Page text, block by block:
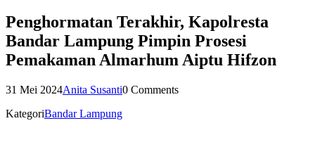
Penghormatan Terakhir, Kapolresta
Bandar Lampung Pimpin Prosesi
Pemakaman Almarhum Aiptu Hifzon
31 Mei 2024Anita Susanti0 Comments
KategoriBandar Lampung